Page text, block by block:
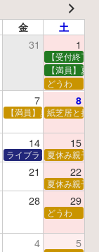
金 土
31 1
【受付終了
【満員】夏
どうわ
7 8
【満員】夏休み科学あ
紙芝居と折
14 15
ライブラリーシアター
夏休み親子
21 22
夏休み親子
28 29
どうわ
4 5